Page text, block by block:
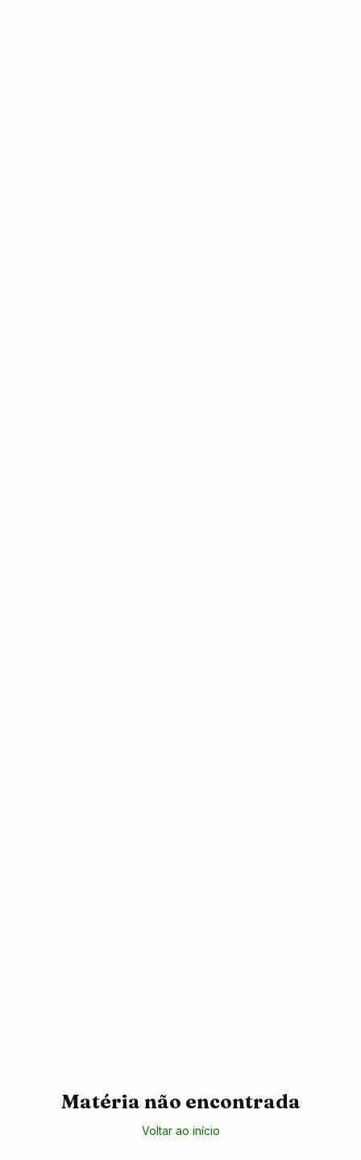
Matéria não encontrada
Voltar ao início